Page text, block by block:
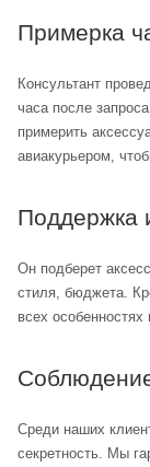
Примерка
Консультант
часа после
примерить
авиакурьером,
Поддержка
Он подберет
стиля, бюджета.
всех
Среди наших
секретность. Мы